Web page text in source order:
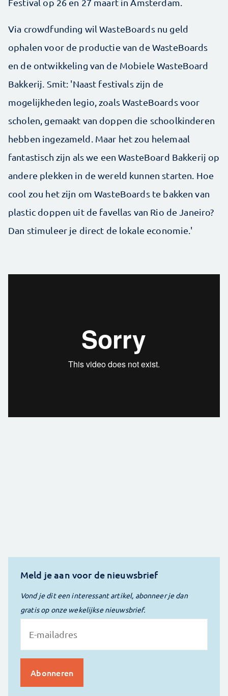
Festival op 26 en 27 maart in Amsterdam.
Via crowdfunding wil WasteBoards nu geld
ophalen voor de productie van de WasteBoards
en de ontwikkeling van de Mobiele WasteBoard
Bakkerij. Smit: 'Naast festivals zijn de
mogelijkheden legio, zoals WasteBoards voor
scholen, gemaakt van doppen die schoolkinderen
hebben ingezameld. Maar het zou helemaal
fantastisch zijn als we een WasteBoard Bakkerij op
andere plekken in de wereld kunnen starten. Hoe
cool zou het zijn om WasteBoards te bakken van
plastic doppen uit de favellas van Rio de Janeiro?
Dan stimuleer je direct de lokale economie.'
Meld je aan voor de nieuwsbrief
Vond je dit een interessant artikel, abonneer je dan
gratis op onze wekelijkse nieuwsbrief.